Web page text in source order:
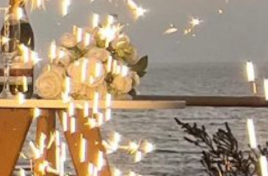
הצעת נישואין בפארק
המחצבה קיסריה:
מדריך מלא
הצעת נישואין בפארק
המחצבה קיסריה היא אחת